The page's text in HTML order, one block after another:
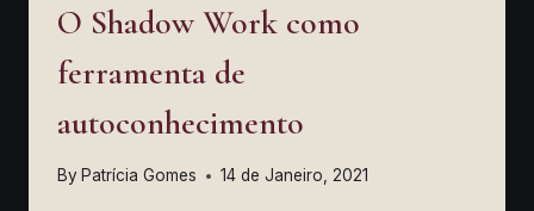
O Shadow Work como
ferramenta de
autoconhecimento
By Patrícia Gomes 14 de Janeiro, 2021